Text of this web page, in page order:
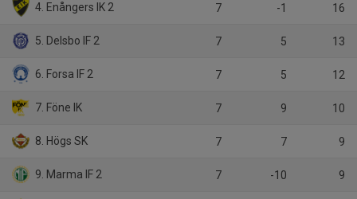
4. Enångers IK 2 7 -1 16
5. Delsbo IF 2 7 5 13
6. Forsa IF 2 7 5 12
7. Föne IK 7 9 10
8. Högs SK 7 7 9
9. Marma IF 2 7 -10 9